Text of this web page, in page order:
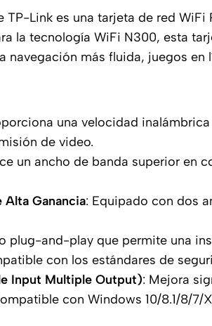
TP-Link es una tarjeta de red
la tecnología WiFi N300, esta
navegación más fluida, juegos
una velocidad
de video.
un ancho de banda superior en
Ganancia: Equipado con dos
plug-and-play que permite una
con los estándares de
Input Multiple Output): Mejora
con Windows 10/8.1/8/